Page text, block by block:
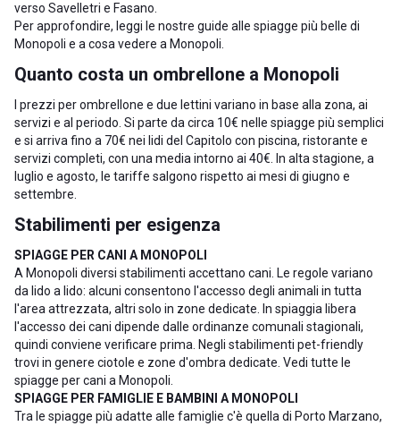
verso Savelletri e Fasano
Per approfondire, leggi le nostre guide alle spiagge più belle di
Monopoli e a cosa vedere a Monopoli
Quanto costa un ombrellone a Monopoli
I prezzi per ombrellone e due lettini variano in base alla zona, ai
servizi e al periodo. Si parte da circa 10€ nelle spiagge più semplici
e si arriva fino a 70€ nei lidi del Capitolo con piscina, ristorante e
servizi completi, con una media intorno ai 40€. In alta stagione, a
luglio e agosto, le tariffe salgono rispetto ai mesi di giugno e
settembre.
Stabilimenti per esigenza
SPIAGGE PER CANI A MONOPOLI
A Monopoli diversi stabilimenti accettano cani. Le regole variano
da lido a lido: alcuni consentono l'accesso degli animali in tutta
l'area attrezzata, altri solo in zone dedicate. In spiaggia libera
l'accesso dei cani dipende dalle ordinanze comunali stagionali,
quindi conviene verificare prima. Negli stabilimenti pet-friendly
trovi in genere ciotole e zone d'ombra dedicate. Vedi tutte le
spiagge per cani a Monopoli
SPIAGGE PER FAMIGLIE E BAMBINI A MONOPOLI
Tra le spiagge più adatte alle famiglie c'è quella di Porto Marzano,